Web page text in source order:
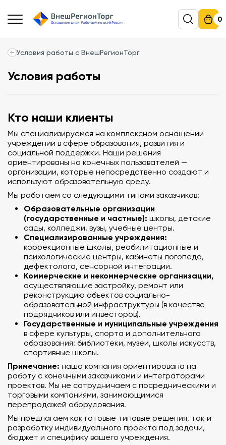
0
Условия работы с ВнешРегионТорг
Условия работы
Кто наши клиенты
Мы специализируемся на комплексном оснащении
учреждений в сфере образования, развития и
социальной поддержки. Наши решения
ориентированы на конечных пользователей —
организации, которые непосредственно создают и
используют образовательную среду.
Мы работаем со следующими типами заказчиков:
Образовательные организации
(государственные и частные): школы, детские
сады, колледжи, вузы, учебные центры.
Специализированные учреждения:
коррекционные школы, реабилитационные и
психологические центры, кабинеты логопеда,
дефектолога, сенсорной интеграции.
Коммерческие и некоммерческие организации,
осуществляющие застройку, ремонт или
реконструкцию объектов социально-
образовательной инфраструктуры (в качестве
подрядчиков или инвесторов).
Государственные и муниципальные учреждения
в сфере культуры, спорта и дополнительного
образования: библиотеки, музеи, школы искусств,
спортивные школы.
Примечание: наша компания ориентирована на
работу с конечными заказчиками и интеграторами
проектов. Мы не сотрудничаем с посредническими и
торговыми компаниями, занимающимися
перепродажей оборудования.
Мы предлагаем как готовые типовые решения, так и
разработку индивидуального проекта под задачи,
бюджет и специфику вашего учреждения.